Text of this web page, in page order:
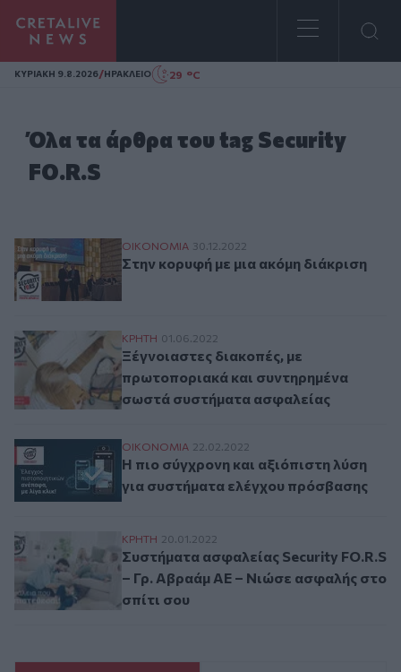
Homepage
ΚΥΡΙΑΚΗ 9.8.2026/ΗΡΑΚΛΕΙΟ 29 °C
Όλα τα άρθρα του tag Security
FO.R.S
Στην κορυφή με μια ακόμη διάκριση
ΟΙΚΟΝΟΜΙΑ 30.12.2022
Στην κορυφή με μια ακόμη διάκριση
Ξέγνοιαστες διακοπές, με
ΚΡΗΤΗ 01.06.2022
Ξέγνοιαστες διακοπές, με
πρωτοποριακά και συντηρημένα
σωστά συστήματα ασφαλείας
Η πιο σύγχρονη και αξιόπιστη λύση για
ΟΙΚΟΝΟΜΙΑ 22.02.2022
Η πιο σύγχρονη και αξιόπιστη λύση
για συστήματα ελέγχου πρόσβασης
Συστήματα ασφαλείας Security FO.R.S –
ΚΡΗΤΗ 20.01.2022
Συστήματα ασφαλείας Security FO.R.S
– Γρ. Αβραάμ ΑΕ – Νιώσε ασφαλής στο
σπίτι σου